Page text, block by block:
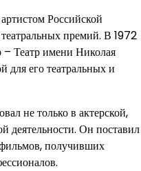
Российской
премий. В 1972
– Театр имени Николая
для его театральных и
не только в актерской,
деятельности. Он поставил
получивших